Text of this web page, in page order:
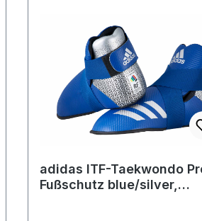
adidas ITF-Taekwondo
Fußschutz blue/silver,